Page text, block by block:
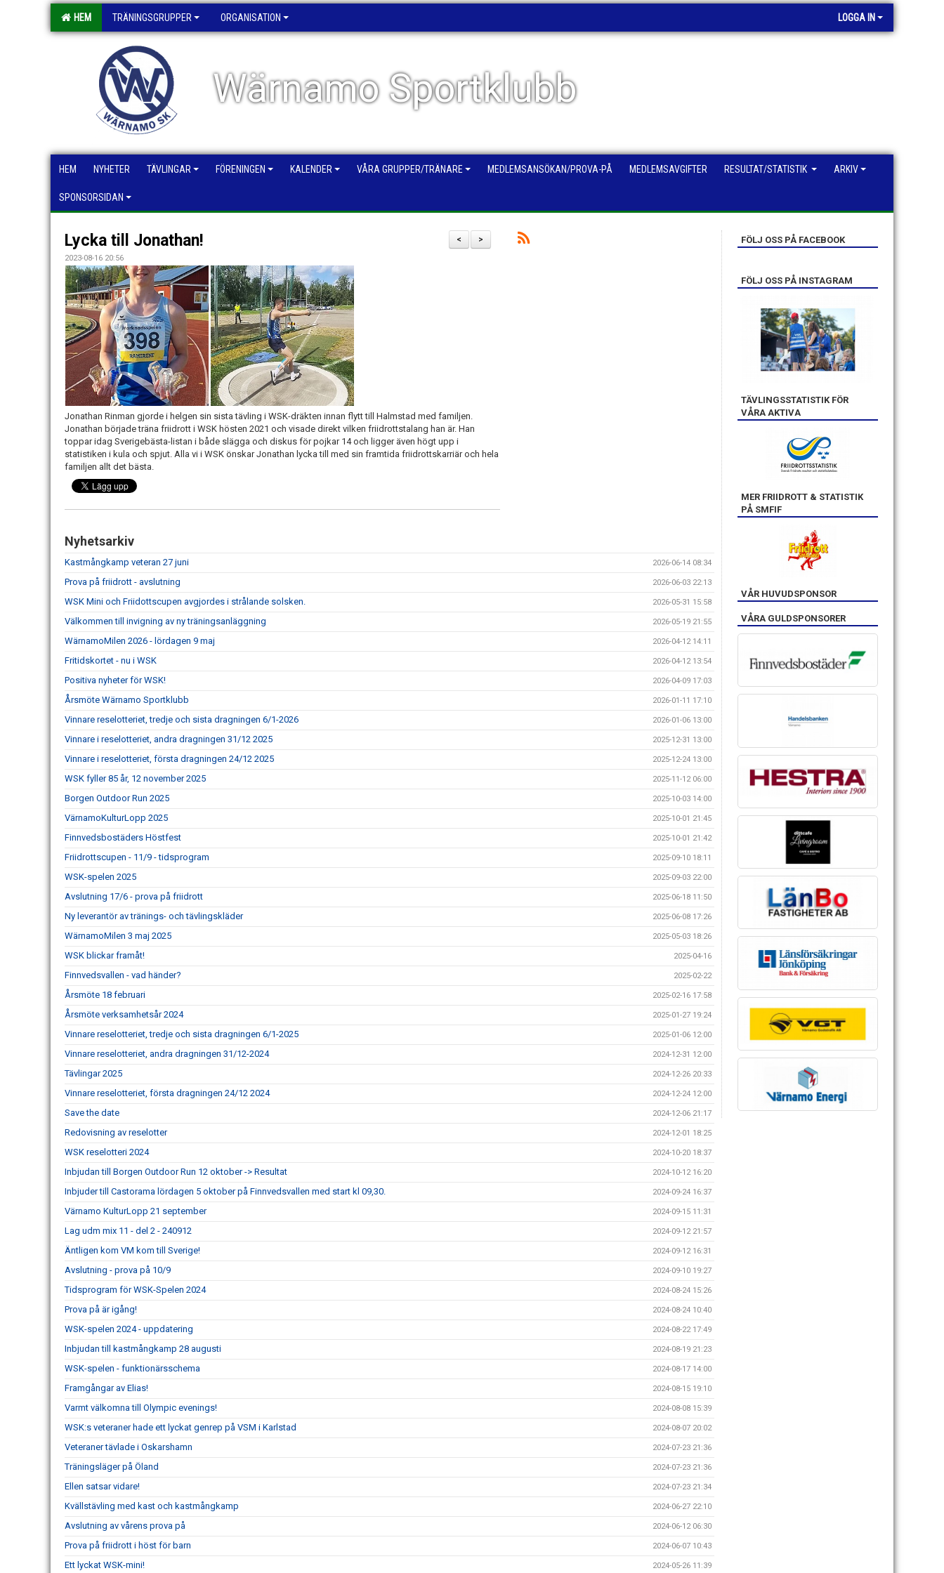
HEM TRÄNINGSGRUPPER ORGANISATION LOGGA IN
Wärnamo Sportklubb
HEM NYHETER TÄVLINGAR FÖRENINGEN KALENDER VÅRA GRUPPER/TRÄNARE MEDLEMSANSÖKAN/PROVA-PÅ MEDLEMSAVGIFTER RESULTAT/STATISTIK ARKIV
SPONSORSIDAN
>
<
Lycka till Jonathan!
2023-08-16 20:56
Jonathan Rinman gjorde i helgen sin sista tävling i WSK-dräkten innan flytt till Halmstad med familjen.
Jonathan började träna friidrott i WSK hösten 2021 och visade direkt vilken friidrottstalang han är. Han
toppar idag Sverigebästa-listan i både slägga och diskus för pojkar 14 och ligger även högt upp i
statistiken i kula och spjut. Alla vi i WSK önskar Jonathan lycka till med sin framtida friidrottskarriär och hela
familjen allt det bästa.
Nyhetsarkiv
Kastmångkamp veteran 27 juni 2026-06-14 08:34
Prova på friidrott - avslutning 2026-06-03 22:13
WSK Mini och Friidottscupen avgjordes i strålande solsken. 2026-05-31 15:58
Välkommen till invigning av ny träningsanläggning 2026-05-19 21:55
WärnamoMilen 2026 - lördagen 9 maj 2026-04-12 14:11
Fritidskortet - nu i WSK 2026-04-12 13:54
Positiva nyheter för WSK! 2026-04-09 17:03
Årsmöte Wärnamo Sportklubb 2026-01-11 17:10
Vinnare reselotteriet, tredje och sista dragningen 6/1-2026 2026-01-06 13:00
Vinnare i reselotteriet, andra dragningen 31/12 2025 2025-12-31 13:00
Vinnare i reselotteriet, första dragningen 24/12 2025 2025-12-24 13:00
WSK fyller 85 år, 12 november 2025 2025-11-12 06:00
Borgen Outdoor Run 2025 2025-10-03 14:00
VärnamoKulturLopp 2025 2025-10-01 21:45
Finnvedsbostäders Höstfest 2025-10-01 21:42
Friidrottscupen - 11/9 - tidsprogram 2025-09-10 18:11
WSK-spelen 2025 2025-09-03 22:00
Avslutning 17/6 - prova på friidrott 2025-06-18 11:50
Ny leverantör av tränings- och tävlingskläder 2025-06-08 17:26
WärnamoMilen 3 maj 2025 2025-05-03 18:26
WSK blickar framåt! 2025-04-16
Finnvedsvallen - vad händer? 2025-02-22
Årsmöte 18 februari 2025-02-16 17:58
Årsmöte verksamhetsår 2024 2025-01-27 19:24
Vinnare reselotteriet, tredje och sista dragningen 6/1-2025 2025-01-06 12:00
Vinnare reselotteriet, andra dragningen 31/12-2024 2024-12-31 12:00
Tävlingar 2025 2024-12-26 20:33
Vinnare reselotteriet, första dragningen 24/12 2024 2024-12-24 12:00
Save the date 2024-12-06 21:17
Redovisning av reselotter 2024-12-01 18:25
WSK reselotteri 2024 2024-10-20 18:37
Inbjudan till Borgen Outdoor Run 12 oktober -> Resultat 2024-10-12 16:20
Inbjuder till Castorama lördagen 5 oktober på Finnvedsvallen med start kl 09,30. 2024-09-24 16:37
Värnamo KulturLopp 21 september 2024-09-15 11:31
Lag udm mix 11 - del 2 - 240912 2024-09-12 21:57
Äntligen kom VM kom till Sverige! 2024-09-12 16:31
Avslutning - prova på 10/9 2024-09-10 19:27
Tidsprogram för WSK-Spelen 2024 2024-08-24 15:26
Prova på är igång! 2024-08-24 10:40
WSK-spelen 2024 - uppdatering 2024-08-22 17:49
Inbjudan till kastmångkamp 28 augusti 2024-08-19 21:23
WSK-spelen - funktionärsschema 2024-08-17 14:00
Framgångar av Elias! 2024-08-15 19:10
Varmt välkomna till Olympic evenings! 2024-08-08 15:39
WSK:s veteraner hade ett lyckat genrep på VSM i Karlstad 2024-08-07 20:02
Veteraner tävlade i Oskarshamn 2024-07-23 21:36
Träningsläger på Öland 2024-07-23 21:36
Ellen satsar vidare! 2024-07-23 21:34
Kvällstävling med kast och kastmångkamp 2024-06-27 22:10
Avslutning av vårens prova på 2024-06-12 06:30
Prova på friidrott i höst för barn 2024-06-07 10:43
Ett lyckat WSK-mini! 2024-05-26 11:39
FÖLJ OSS PÅ FACEBOOK
FÖLJ OSS PÅ INSTAGRAM
TÄVLINGSSTATISTIK FÖR
VÅRA AKTIVA
MER FRIIDROTT & STATISTIK
PÅ SMFIF
VÅR HUVUDSPONSOR
VÅRA GULDSPONSORER